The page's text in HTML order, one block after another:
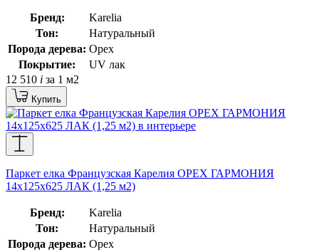
Бренд:
Karelia
Тон:
Натуральный
Порода дерева: Орех
Покрытие:
UV лак
12 510 i за 1 м2
Купить
Паркет елка Французская Карелия ОРЕХ ГАРМОНИЯ
14x125x625 ЛАК (1,25 м2)
Бренд:
Karelia
Тон:
Натуральный
Порода дерева: Орех